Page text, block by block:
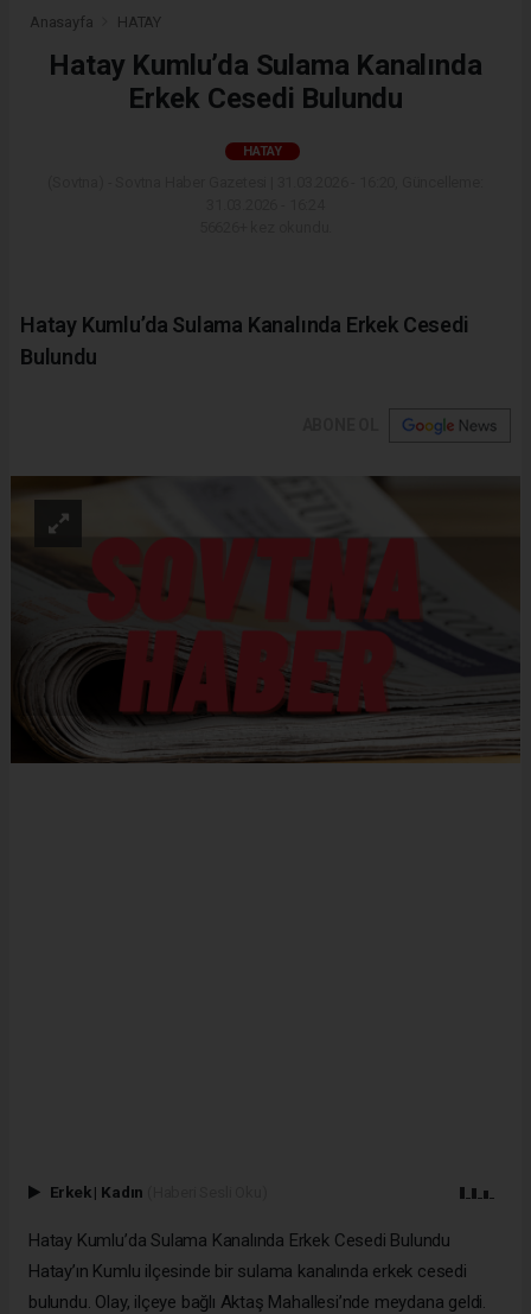
Anasayfa HATAY
Hatay Kumlu’da Sulama Kanalında
Erkek Cesedi Bulundu
HATAY
Hatay Kumlu’da Sulama Kanalında Erkek Cesedi
Bulundu
Erkek | Kadın
Hatay Kumlu’da Sulama Kanalında Erkek Cesedi Bulundu
Hatay’ın Kumlu ilçesinde bir sulama kanalında erkek cesedi
bulundu. Olay, ilçeye bağlı Aktaş Mahallesi’nde meydana geldi.